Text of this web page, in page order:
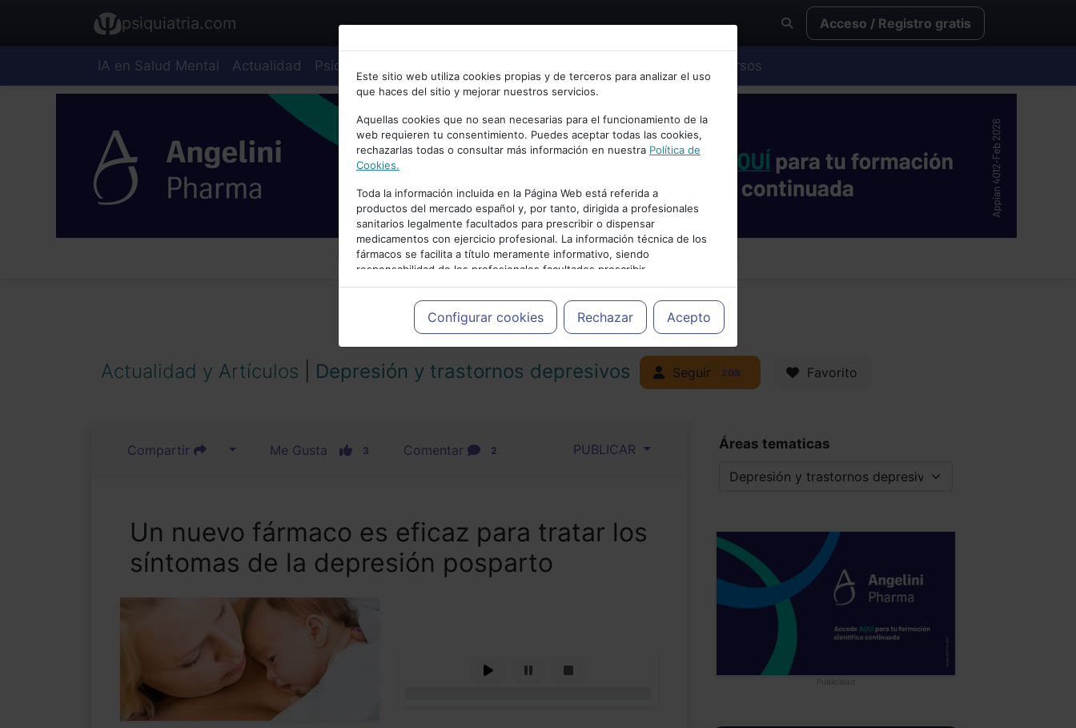
Bienvenid@ a psiquiatria.com
Escribe tu Email
Accede o regístrate con tu email.
Cancelar
psiquiatria.com Acceso / Registro gratis
IA en Salud Mental Actualidad Psiquiatría Cursos
Este sitio web utiliza cookies propias y de terceros para analizar el uso
que haces del sitio y mejorar nuestros servicios.
Aquellas cookies que no sean necesarias para el funcionamiento de la
web requieren tu consentimiento. Puedes aceptar todas las cookies,
rechazarlas todas o consultar más información en nuestra Política de
Cookies.
Toda la información incluida en la Página Web está referida a
productos del mercado español y, por tanto, dirigida a profesionales
sanitarios legalmente facultados para prescribir o dispensar
medicamentos con ejercicio profesional. La información técnica de los
fármacos se facilita a título meramente informativo, siendo
responsabilidad de los profesionales facultados prescribir
medicamentos y decidir, en cada caso concreto, el tratamiento más
adecuado a las necesidades del paciente.
Configurar cookies Rechazar Acepto
PUBLICIDAD
Actualidad y Artículos Depresión y trastornos depresivos Seguir 208 Favorito
Compartir Me Gusta 3 Comentar 2 PUBLICAR
Un nuevo fármaco es eficaz para tratar los
síntomas de la depresión posparto
Áreas tematicas
Publicidad